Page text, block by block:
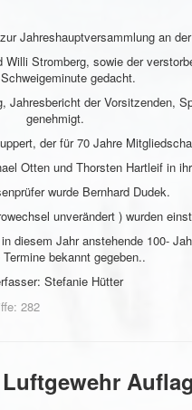
Jahreshauptversammlung an
Stromberg, sowie der
gedacht.
der Vorsitzenden,
genehmigt.
der für 70 Jahre
Otten und Thorsten Hartleif in
wurde Bernhard Dudek.
unverändert ) wurden
diesem Jahr anstehende 100-
Termine bekannt gegeben..
Stefanie Hütter
282